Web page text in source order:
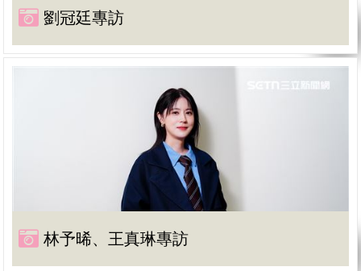
劉冠廷專訪
林予晞、王真琳專訪